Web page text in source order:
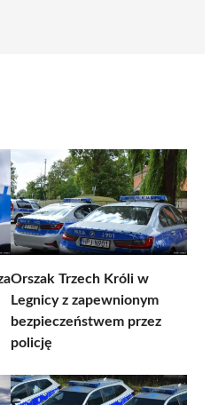
Orszak Trzech Króli w
Legnicy z zapewnionym
bezpieczeństwem przez
policję